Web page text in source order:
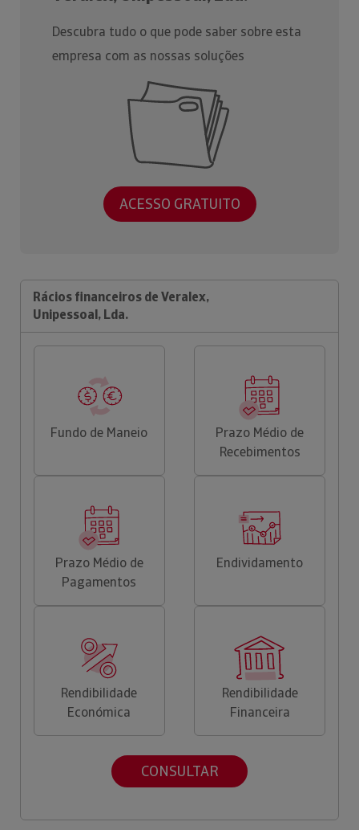
Descubra tudo o que pode saber sobre esta
empresa com as nossas soluções
ACESSO GRATUITO
Rácios financeiros de Veralex,
Unipessoal, Lda.
Fundo de Maneio
Prazo Médio de
Recebimentos
Prazo Médio de
Pagamentos
Endividamento
Rendibilidade
Económica
Rendibilidade
Financeira
CONSULTAR